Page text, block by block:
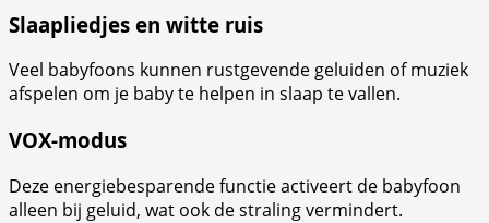
Slaapliedjes en witte ruis
Veel babyfoons kunnen rustgevende geluiden of muziek
afspelen om je baby te helpen in slaap te vallen.
VOX-modus
Deze energiebesparende functie activeert de babyfoon
alleen bij geluid, wat ook de straling vermindert.